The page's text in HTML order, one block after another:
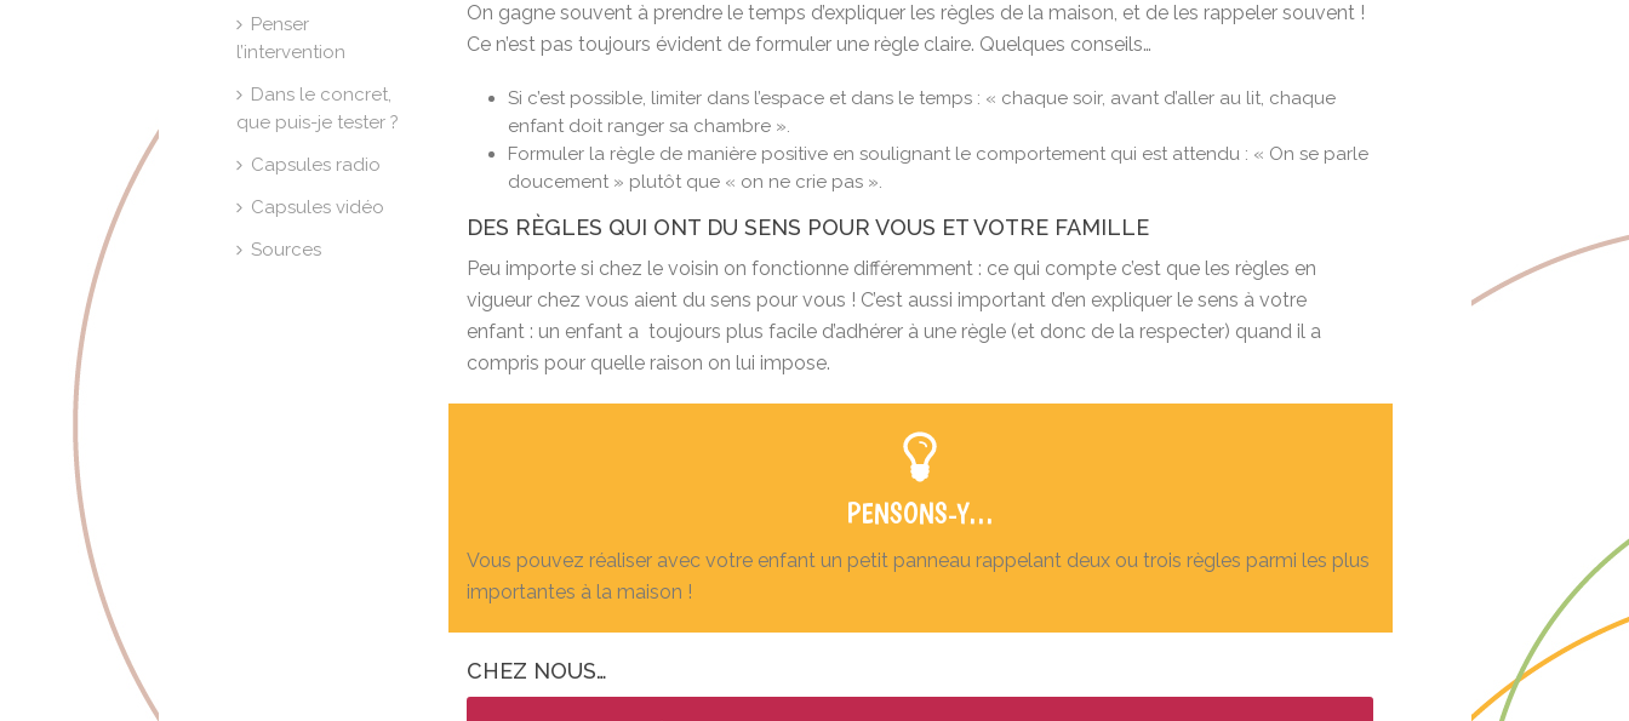
On gagne souvent à prendre le temps d’expliquer les règles de la maison, et de les rappeler souvent !
Ce n’est pas toujours évident de formuler une règle claire. Quelques conseils…
Si c’est possible, limiter dans l’espace et dans le temps : « chaque soir, avant d’aller au lit, chaque
enfant doit ranger sa chambre ».
Formuler la règle de manière positive en soulignant le comportement qui est attendu : « On se parle
doucement » plutôt que « on ne crie pas ».
DES RÈGLES QUI ONT DU SENS POUR VOUS ET VOTRE FAMILLE
Peu importe si chez le voisin on fonctionne différemment : ce qui compte c’est que les règles en
vigueur chez vous aient du sens pour vous ! C’est aussi important d’en expliquer le sens à votre
enfant : un enfant a toujours plus facile d’adhérer à une règle (et donc de la respecter) quand il a
compris pour quelle raison on lui impose.
PENSONS-Y…
Vous pouvez réaliser avec votre enfant un petit panneau rappelant deux ou trois règles parmi les plus
importantes à la maison !
CHEZ NOUS…
Penser
l’intervention
Dans le concret,
que puis-je tester ?
Capsules radio
Capsules vidéo
Sources